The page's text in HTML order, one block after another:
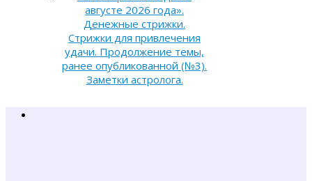
августе 2026 года».
Денежные стрижки.
Стрижки для привлечения
удачи. Продолжение темы,
ранее опубликованной (№3).
Заметки астролога.